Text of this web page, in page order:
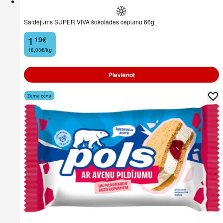
Saldējums SUPER VIVA šokolādes cepumu 66g
1
. 19€
18,03€/kg
Pievienot